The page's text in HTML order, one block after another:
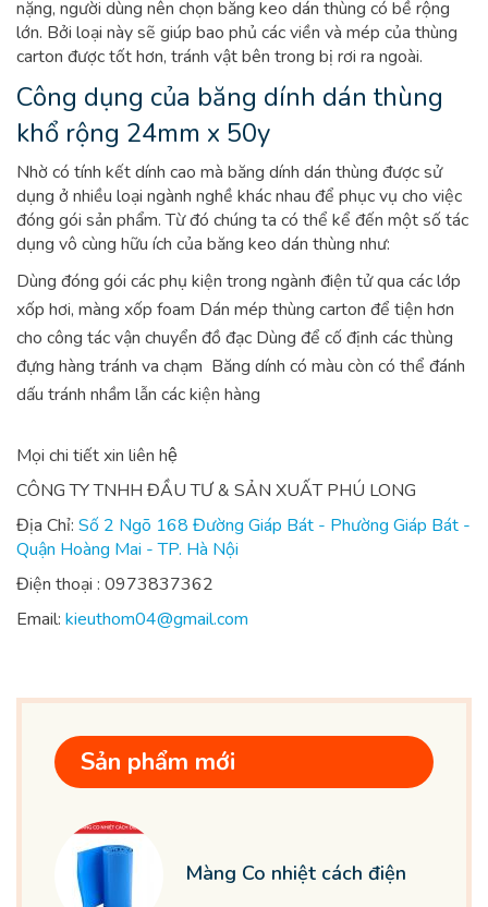
nặng, người dùng nên chọn băng keo dán thùng có bề rộng
lớn. Bởi loại này sẽ giúp bao phủ các viền và mép của thùng
carton được tốt hơn, tránh vật bên trong bị rơi ra ngoài.
Công dụng của băng dính dán thùng
khổ rộng 24mm x 50y
Nhờ có tính kết dính cao mà băng dính dán thùng được sử
dụng ở nhiều loại ngành nghề khác nhau để phục vụ cho việc
đóng gói sản phẩm. Từ đó chúng ta có thể kể đến một số tác
dụng vô cùng hữu ích của băng keo dán thùng như:
Dùng đóng gói các phụ kiện trong ngành điện tử qua các lớp
xốp hơi, màng xốp foam Dán mép thùng carton để tiện hơn
cho công tác vận chuyển đồ đạc Dùng để cố định các thùng
đựng hàng tránh va chạm Băng dính có màu còn có thể đánh
dấu tránh nhầm lẫn các kiện hàng
Mọi chi tiết xin liên hệ
CÔNG TY TNHH ĐẦU TƯ & SẢN XUẤT PHÚ LONG
Địa Chỉ: Số 2 Ngõ 168 Đường Giáp Bát - Phường Giáp Bát -
Quận Hoàng Mai - TP. Hà Nội
Điện thoại : 0973837362
Email: kieuthom04@gmail.com
Sản phẩm mới
Màng Co nhiệt cách điện